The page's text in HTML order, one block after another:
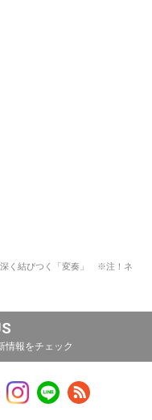
深く結びつく「変奏」 ※注！ネ
情報をチェック